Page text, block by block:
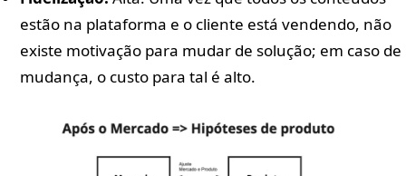
estão na plataforma e o cliente está vendendo, não
existe motivação para mudar de solução; em caso de
mudança, o custo para tal é alto.